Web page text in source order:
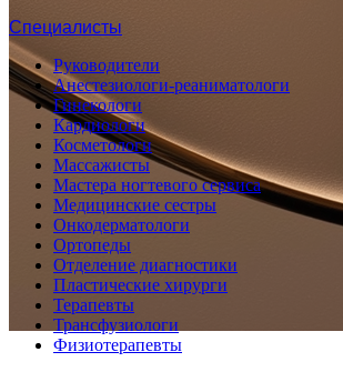
Специалисты
Руководители
Анестезиологи-реаниматологи
Гинекологи
Кардиологи
Косметологи
Массажисты
Мастера ногтевого сервиса
Медицинские сестры
Онкодерматологи
Ортопеды
Отделение диагностики
Пластические хирурги
Терапевты
Трансфузиологи
Физиотерапевты